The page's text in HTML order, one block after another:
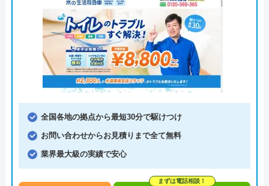
全国各地の拠点から最短30分で駆けつけ
お問い合わせからお見積りまで全て無料
業界最大級の実績で安心
まずは電話相談！